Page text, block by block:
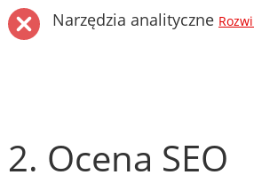
Narzędzia analityczne
2. Ocena SEO